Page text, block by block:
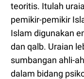
teoritis. Itulah
pemikir-pemikir
Islam digunakan
dan qalb. Uraian
sumbangan ahli-
dalam bidang